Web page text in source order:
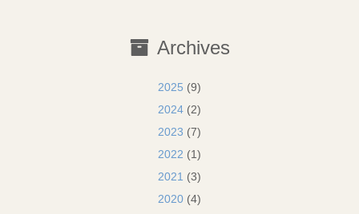
Archives
2025 (9)
2024 (2)
2023 (7)
2022 (1)
2021 (3)
2020 (4)